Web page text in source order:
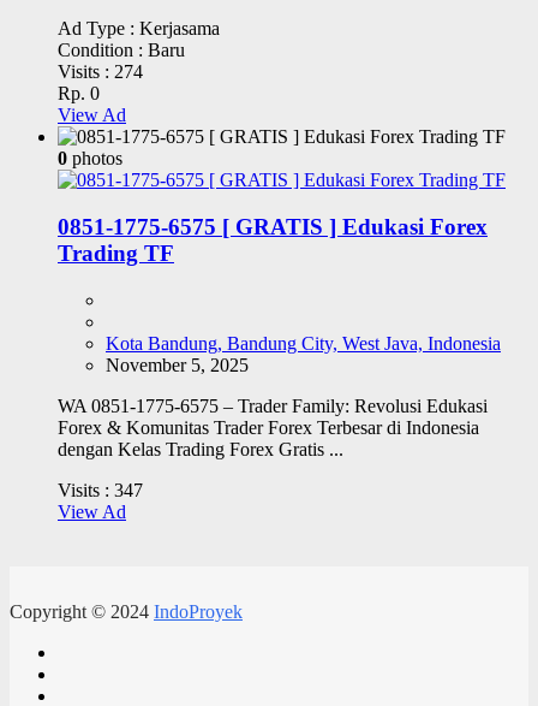
Ad Type : Kerjasama
Condition : Baru
Visits : 274
Rp. 0
View Ad
0 photos
0851-1775-6575 [ GRATIS ] Edukasi Forex
Trading TF
Kota Bandung, Bandung City, West Java, Indonesia
November 5, 2025
WA 0851-1775-6575 – Trader Family: Revolusi Edukasi
Forex & Komunitas Trader Forex Terbesar di Indonesia
dengan Kelas Trading Forex Gratis ...
Visits : 347
View Ad
Copyright © 2024 IndoProyek